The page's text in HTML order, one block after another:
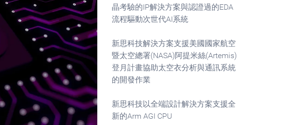
晶考驗的IP解決方案與認證過的EDA
流程驅動次世代AI系統
新思科技解決方案支援美國國家航空
暨太空總署(NASA)阿提米絲(Artemis)
登月計畫協助太空衣分析與通訊系統
的開發作業
新思科技以全端設計解決方案支援全
新的Arm AGI CPU